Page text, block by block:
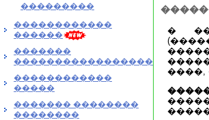
���������
������������
������
�������
�����������������
������������
�����
������� ��������
��������
�
����,